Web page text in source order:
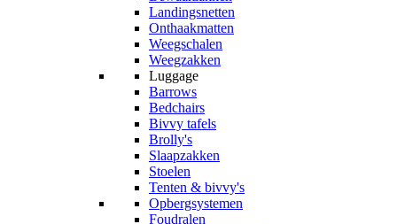
Landingsnetten
Onthaakmatten
Weegschalen
Weegzakken
Luggage
Barrows
Bedchairs
Bivvy tafels
Brolly's
Slaapzakken
Stoelen
Tenten & bivvy's
Opbergsystemen
Foudralen